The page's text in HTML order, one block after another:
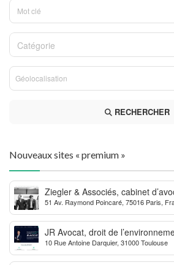
Catégorie
RECHERCHER
Nouveaux sites « premium »
Ziegler & Associés, cabinet
cryptomonnaie et escroqueries
51 Av. Raymond Poincaré, 75016 Paris,
JR Avocat, droit de
10 Rue Antoine Darquier, 31000 Toulouse